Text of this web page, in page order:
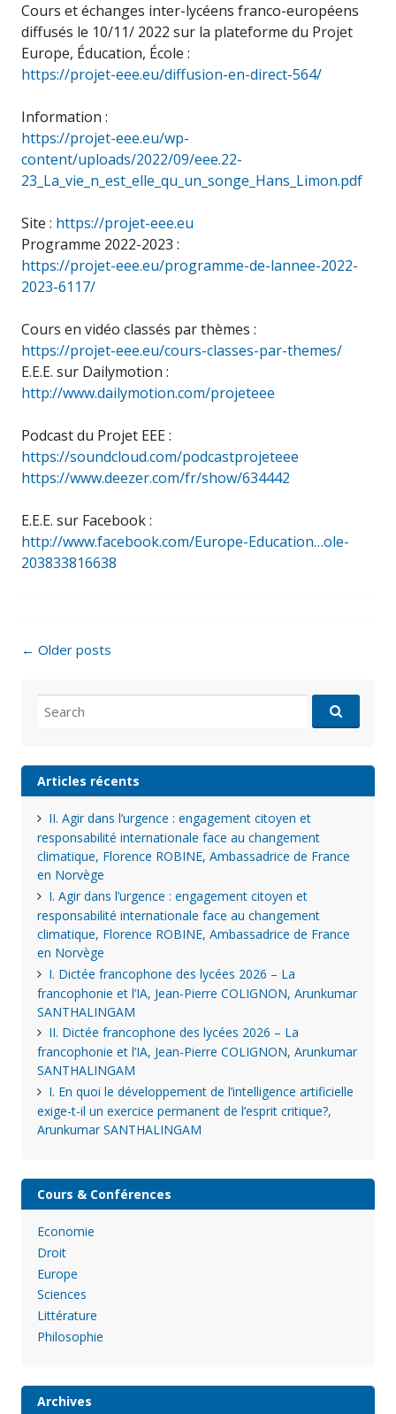
Cours et échanges inter-lycéens franco-européens
diffusés le 10/11/ 2022 sur la plateforme du Projet
Europe, Éducation, École :
https://projet-eee.eu/diffusion-en-direct-564/
Information :
https://projet-eee.eu/wp-
content/uploads/2022/09/eee.22-
23_La_vie_n_est_elle_qu_un_songe_Hans_Limon.pdf
Site : https://projet-eee.eu
Programme 2022-2023 :
https://projet-eee.eu/programme-de-lannee-2022-
2023-6117/
Cours en vidéo classés par thèmes :
https://projet-eee.eu/cours-classes-par-themes/
E.E.E. sur Dailymotion :
http://www.dailymotion.com/projeteee
Podcast du Projet EEE :
https://soundcloud.com/podcastprojeteee
https://www.deezer.com/fr/show/634442
E.E.E. sur Facebook :
http://www.facebook.com/Europe-Education…ole-
203833816638
Posts
← Older posts
for:
Articles récents
II. Agir dans l’urgence : engagement citoyen et
responsabilité internationale face au changement
climatique, Florence ROBINE, Ambassadrice de France
en Norvège
I. Agir dans l’urgence : engagement citoyen et
responsabilité internationale face au changement
climatique, Florence ROBINE, Ambassadrice de France
en Norvège
I. Dictée francophone des lycées 2026 – La
francophonie et l’IA, Jean-Pierre COLIGNON, Arunkumar
SANTHALINGAM
II. Dictée francophone des lycées 2026 – La
francophonie et l’IA, Jean-Pierre COLIGNON, Arunkumar
SANTHALINGAM
I. En quoi le développement de l’intelligence artificielle
exige-t-il un exercice permanent de l’esprit critique?,
Arunkumar SANTHALINGAM
Cours & Conférences
Economie
Droit
Europe
Sciences
Littérature
Philosophie
Archives